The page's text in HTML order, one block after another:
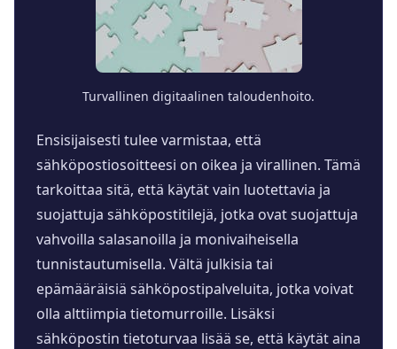
Turvallinen digitaalinen taloudenhoito.
Ensisijaisesti tulee varmistaa, että
sähköpostiosoitteesi on oikea ja virallinen. Tämä
tarkoittaa sitä, että käytät vain luotettavia ja
suojattuja sähköpostitilejä, jotka ovat suojattuja
vahvoilla salasanoilla ja monivaiheisella
tunnistautumisella. Vältä julkisia tai
epämääräisiä sähköpostipalveluita, jotka voivat
olla alttiimpia tietomurroille. Lisäksi
sähköpostin tietoturvaa lisää se, että käytät aina